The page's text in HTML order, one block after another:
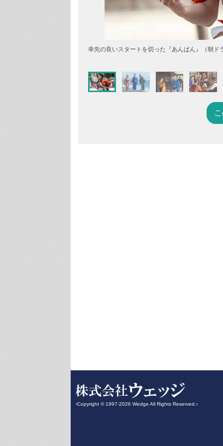
幸先の良いスタートを切った『あんぱん』（朝ド
‹Copyright © 1997-2026 Wedge All Rights Reserved.›